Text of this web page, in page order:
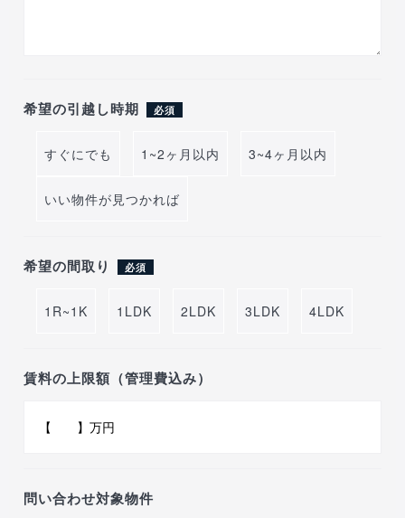
希望の引越し時期 必須
すぐにでも 1~2ヶ月以内 3~4ヶ月以内
いい物件が見つかれば
希望の間取り 必須
1R~1K 1LDK 2LDK 3LDK 4LDK
賃料の上限額（管理費込み）
問い合わせ対象物件